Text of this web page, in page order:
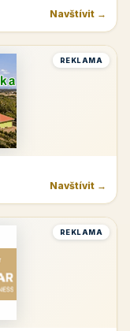
Navštívit →
REKLAMA
Navštívit →
REKLAMA